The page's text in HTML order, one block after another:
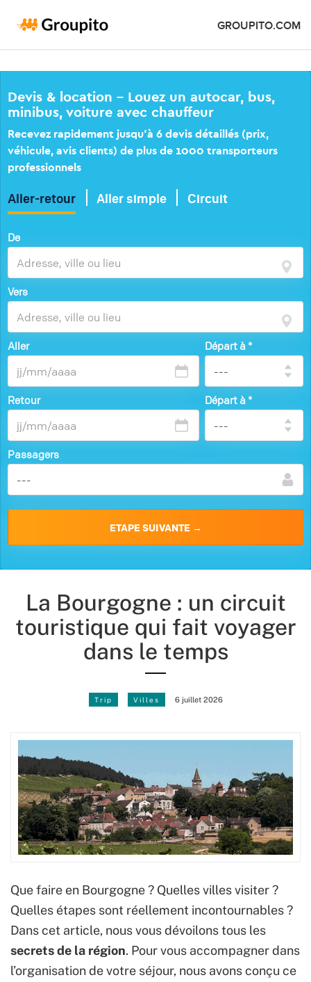
GROUPITO.COM
Devis & location – Louez un autocar, bus,
minibus, voiture avec chauffeur
Recevez rapidement jusqu’à 6 devis détaillés (prix,
véhicule, avis clients) de plus de 1000 transporteurs
professionnels
Aller-retour Aller simple Circuit
De
Vers
Aller Départ à *
Retour Départ à *
Passagers
La Bourgogne : un circuit
touristique qui fait voyager
dans le temps
Trip Villes 6 juillet 2026
Que faire en Bourgogne ? Quelles villes visiter ?
Quelles étapes sont réellement incontournables ?
Dans cet article, nous vous dévoilons tous les
secrets de la région. Pour vous accompagner dans
l’organisation de votre séjour, nous avons conçu ce